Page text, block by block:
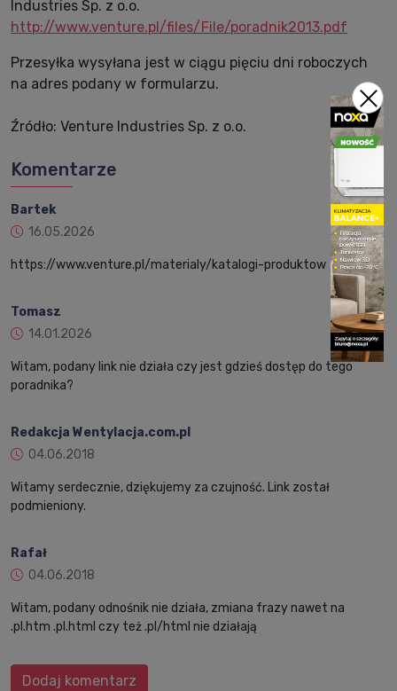
Industries Sp. z o.o.
http://www.venture.pl/files/File/poradnik2013.pdf
Przesyłka wysyłana jest w ciągu pięciu dni roboczych
na adres podany w formularzu.
Źródło: Venture Industries Sp. z o.o.
Komentarze
Bartek
16.05.2026
https://www.venture.pl/materialy/katalogi-produktow
Tomasz
14.01.2026
Witam, podany link nie działa czy jest gdzieś dostęp do tego
poradnika?
Redakcja Wentylacja.com.pl
04.06.2018
Witamy serdecznie, dziękujemy za czujność. Link został
podmieniony.
Rafał
04.06.2018
Witam, podany odnośnik nie działa, zmiana frazy nawet na
.pl.htm .pl.html czy też .pl/html nie działają
Dodaj komentarz